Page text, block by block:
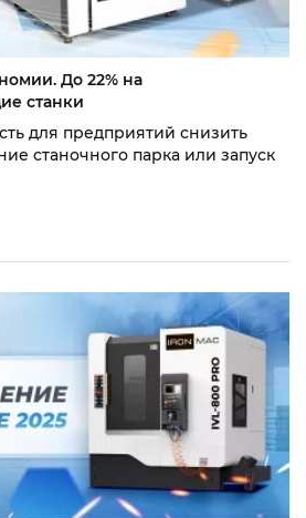
До 22% на
станки
для предприятий снизить
станочного парка или запуск